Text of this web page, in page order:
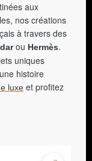
aux
nos créations
à travers des
ou Hermès.
uniques
histoire
luxe et profitez